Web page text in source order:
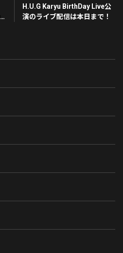
H.U.G Karyu BirthDay Live公
演のライブ配信は本日まで！